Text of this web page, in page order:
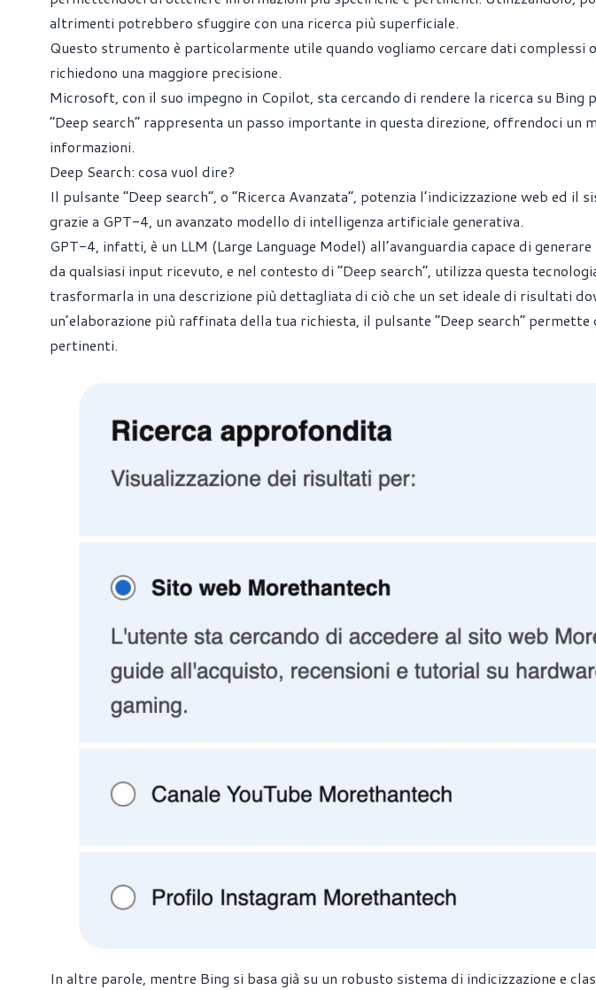
altrimenti potrebbero sfuggire con una ricerca più superficiale.
Questo strumento è particolarmente utile quando vogliamo cercare dati complessi
richiedono una maggiore precisione.
Microsoft, con il suo impegno in Copilot, sta cercando di rendere la ricerca su Bing
“Deep search” rappresenta un passo importante in questa direzione, offrendoci un
informazioni.
Deep Search: cosa vuol dire?
Il pulsante “Deep search”, o “Ricerca Avanzata”, potenzia l’indicizzazione web ed
grazie a GPT-4, un avanzato modello di intelligenza artificiale generativa.
GPT-4, infatti, è un LLM (Large Language Model) all’avanguardia capace di
da qualsiasi input ricevuto, e nel contesto di “Deep search”, utilizza questa
trasformarla in una descrizione più dettagliata di ciò che un set ideale di risultati
un’elaborazione più raffinata della tua richiesta, il pulsante “Deep search”
pertinenti.
In altre parole, mentre Bing si basa già su un robusto sistema di indicizzazione e